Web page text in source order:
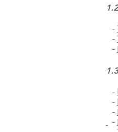
-
-
-
-
-
-
-